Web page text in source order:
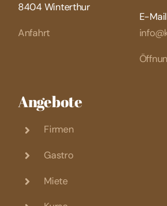
8404 Winterthur
Anfahrt
E-
Angebote
Firmen
Gastro
Miete